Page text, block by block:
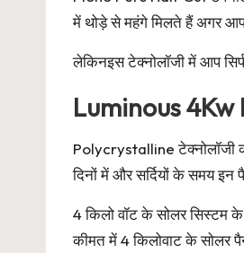
में थोड़े से महंगे मिलते हैं अगर
लेकिनइस टेक्नोलॉजी में आप
Luminous
Polycrystalline टेक्नोलॉजी
दिनों में और सर्दियों के समय इन
4 किलो वॉट के सोलर सिस्टम
कीमत में 4 किलोवाट के सोलर